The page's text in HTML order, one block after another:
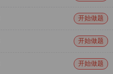
开始做题
开始做题
开始做题